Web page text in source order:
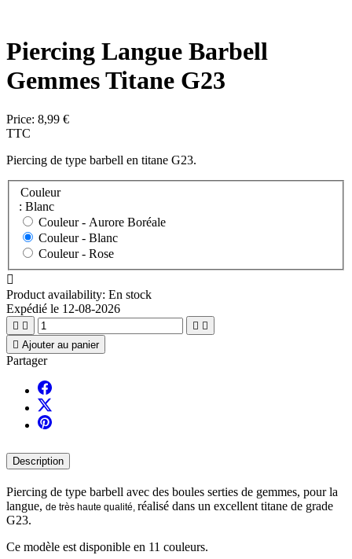
Piercing Langue Barbell
Gemmes Titane G23
Price: 8,99 €
TTC
Piercing de type barbell en titane G23.
Couleur
: Blanc
Couleur - Aurore Boréale
Couleur - Blanc
Couleur - Rose

Product availability: En stock
Expédié le 12-08-2026
   
 Ajouter au panier
Partager
Description
Piercing de type barbell avec des boules serties de gemmes, pour la
langue, de très haute qualité, réalisé dans un excellent titane de grade
G23.
Ce modèle est disponible en 11 couleurs.